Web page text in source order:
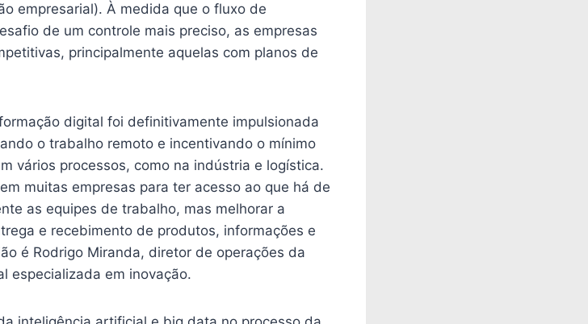
empresarial). À medida que o fluxo de
de um controle mais preciso, as empresas
principalmente aquelas com planos de
digital foi definitivamente impulsionada
o trabalho remoto e incentivando o mínimo
vários processos, como na indústria e logística.
muitas empresas para ter acesso ao que há de
as equipes de trabalho, mas melhorar a
e recebimento de produtos, informações e
é Rodrigo Miranda, diretor de operações da
especializada em inovação.